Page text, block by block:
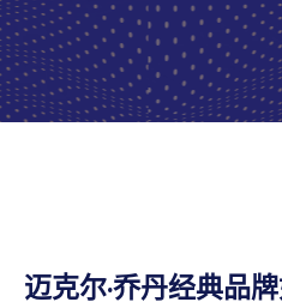
迈克尔·乔丹经典品